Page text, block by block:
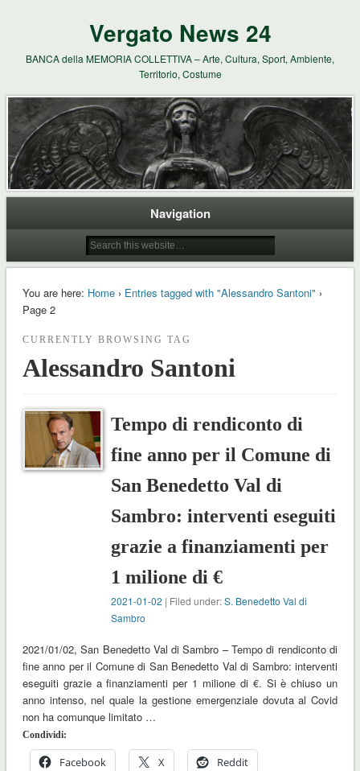
Vergato News 24
BANCA della MEMORIA COLLETTIVA – Arte, Cultura, Sport, Ambiente,
Territorio, Costume
Navigation
You are here: Home› Entries tagged with "Alessandro Santoni" ›
Page 2
CURRENTLY BROWSING TAG
Alessandro Santoni
Tempo di rendiconto di
fine anno per il Comune di
San Benedetto Val di
Sambro: interventi eseguiti
grazie a finanziamenti per
1 milione di €
2021-01-02 | Filed under:S. Benedetto Val di
Sambro
2021/01/02, San Benedetto Val di Sambro – Tempo di rendiconto di
fine anno per il Comune di San Benedetto Val di Sambro: interventi
eseguiti grazie a finanziamenti per 1 milione di €. Si è chiuso un
anno intenso, nel quale la gestione emergenziale dovuta al Covid
non ha comunque limitato …
Condividi:
Facebook X Reddit